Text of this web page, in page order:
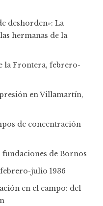
deshorden»: La
hermanas de la
la Frontera, febrero-
en Villamartín,
de concentración
fundaciones de Bornos
julio 1936
en el campo: del